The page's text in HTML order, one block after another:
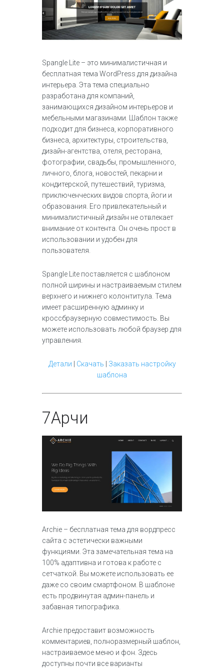
Spangle Lite – это минималистичная и
бесплатная тема WordPress для дизайна
интерьера. Эта тема специально
разработана для компаний,
занимающихся дизайном интерьеров и
мебельными магазинами. Шаблон также
подходит для бизнеса, корпоративного
бизнеса, архитектуры, строительства,
дизайн-агентства, отеля, ресторана,
фотографии, свадьбы, промышленного,
личного, блога, новостей, пекарни и
кондитерской, путешествий, туризма,
приключенческих видов спорта, йоги и
образования. Его привлекательный и
минималистичный дизайн не отвлекает
внимание от контента. Он очень прост в
использовании и удобен для
пользователя.
Spangle Lite поставляется с шаблоном
полной ширины и настраиваемым стилем
верхнего и нижнего колонтитула. Тема
имеет расширенную админку и
кроссбраузерную совместимость. Вы
можете использовать любой браузер для
управления.
Детали Скачать
Заказать настройку
шаблона
7Арчи
Archie – бесплатная тема для вордпресс
сайта с эстетически важными
функциями. Эта замечательная тема на
100% адаптивна и готова к работе с
сетчаткой. Вы можете использовать ее
даже со своим смартфоном. В шаблоне
есть продвинутая админ-панель и
забавная типографика.
Archie предоставит возможность
комментариев, полноразмерный шаблон,
настраиваемое меню и фон. Здесь
доступны почти все варианты